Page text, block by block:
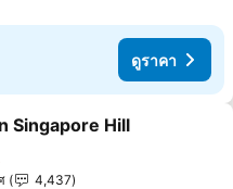
ดูราคา
ในรายการโปรด
Singapore Hill
4,437